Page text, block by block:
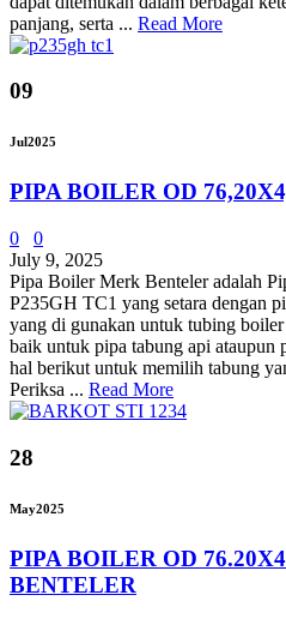
panjang, serta ... Read More
09
Jul2025
PIPA BOILER OD
0
0
July 9, 2025
Pipa Boiler Merk Benteler adalah
P235GH TC1 yang setara dengan
yang di gunakan untuk tubing
baik untuk pipa tabung api ataupun
hal berikut untuk memilih tabung
Periksa ... Read More
28
May2025
PIPA BOILER OD
BENTELER